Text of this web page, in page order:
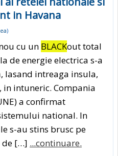
in Havana
)
cu un BLACKout total
de energie electrica s-a
lasand intreaga insula,
intuneric. Compania
a confirmat
national. In
s-au stins brusc pe
de […] ...continuare.